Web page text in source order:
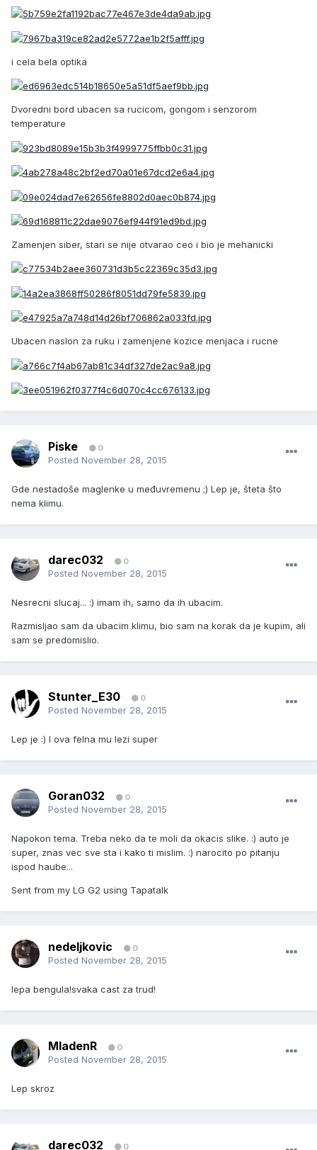
i cela bela optika
Dvoredni bord ubacen sa rucicom, gongom i senzorom
temperature
Zamenjen siber, stari se nije otvarao ceo i bio je mehanicki
Ubacen naslon za ruku i zamenjene kozice menjaca i rucne
Piske 0
Posted November 28, 2015
Gde nestadoše maglenke u međuvremenu ;) Lep je, šteta što
nema klimu.
darec032 0
Posted November 28, 2015
Nesrecni slucaj... :) imam ih, samo da ih ubacim.
Razmisljao sam da ubacim klimu, bio sam na korak da je kupim, ali
sam se predomislio.
Stunter_E30 0
Posted November 28, 2015
Lep je :) I ova felna mu lezi super
Goran032 0
Posted November 28, 2015
Napokon tema. Treba neko da te moli da okacis slike. :) auto je
super, znas vec sve sta i kako ti mislim. :) narocito po pitanju
ispod haube...
Sent from my LG G2 using Tapatalk
nedeljkovic 0
Posted November 28, 2015
lepa bengula!svaka cast za trud!
MladenR 0
Posted November 28, 2015
Lep skroz
darec032 0